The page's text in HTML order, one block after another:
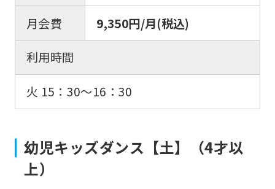
月会費
9,350円/月(税込)
利用時間
火 15：30〜16：30
幼児キッズダンス【土】（4才以
上）